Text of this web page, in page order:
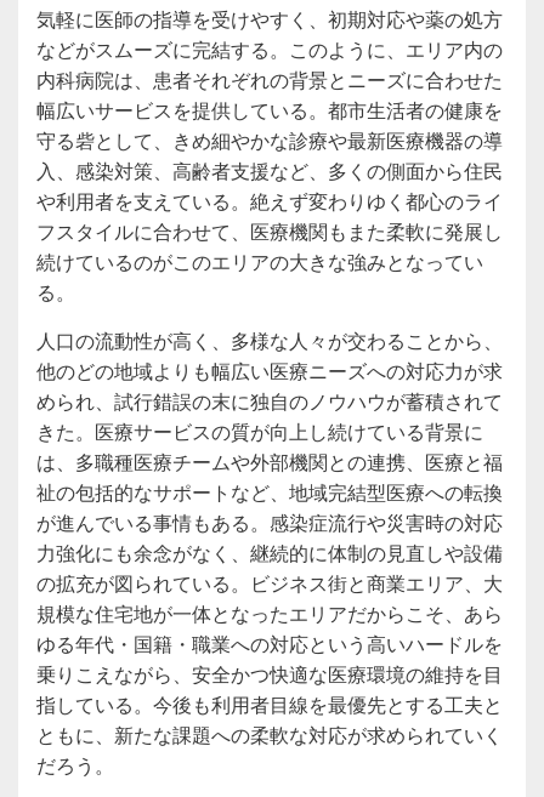
気軽に医師の指導を受けやすく、初期対応や薬の処方
などがスムーズに完結する。このように、エリア内の
内科病院は、患者それぞれの背景とニーズに合わせた
幅広いサービスを提供している。都市生活者の健康を
守る砦として、きめ細やかな診療や最新医療機器の導
入、感染対策、高齢者支援など、多くの側面から住民
や利用者を支えている。絶えず変わりゆく都心のライ
フスタイルに合わせて、医療機関もまた柔軟に発展し
続けているのがこのエリアの大きな強みとなってい
る。
人口の流動性が高く、多様な人々が交わることから、
他のどの地域よりも幅広い医療ニーズへの対応力が求
められ、試行錯誤の末に独自のノウハウが蓄積されて
きた。医療サービスの質が向上し続けている背景に
は、多職種医療チームや外部機関との連携、医療と福
祉の包括的なサポートなど、地域完結型医療への転換
が進んでいる事情もある。感染症流行や災害時の対応
力強化にも余念がなく、継続的に体制の見直しや設備
の拡充が図られている。ビジネス街と商業エリア、大
規模な住宅地が一体となったエリアだからこそ、あら
ゆる年代・国籍・職業への対応という高いハードルを
乗りこえながら、安全かつ快適な医療環境の維持を目
指している。今後も利用者目線を最優先とする工夫と
ともに、新たな課題への柔軟な対応が求められていく
だろう。